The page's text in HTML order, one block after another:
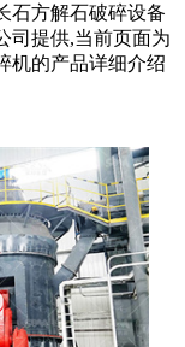
石方解石破碎设备
司提供,当前页面为
机的产品详细介绍